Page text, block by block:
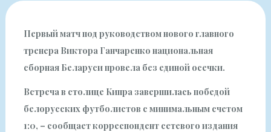
Первый матч под руководством нового главного
тренера Виктора Ганчаренко национальная
сборная Беларуси провела без единой осечки.
Встреча в столице Кипра завершилась победой
белорусских футболистов с минимальным счетом
1:0, – сообщает корреспондент сетевого издания